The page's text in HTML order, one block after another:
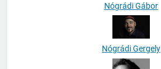
Nógrádi Gábor
Nógrádi Gergely